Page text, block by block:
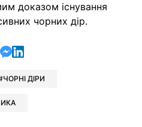
доказом існування
чорних дір.
у Telegram
у Facebook
у Xу Viber
відправити у Whatsapp
відправити у Messenger
відправити у LinkedIn
ЧОРНІ ДІРИ